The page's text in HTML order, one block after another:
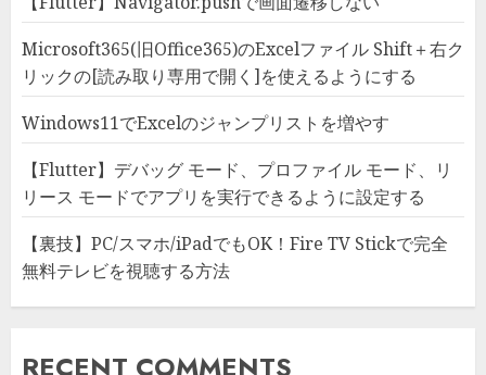
Microsoft365(旧Office365)のExcelファイル Shift＋右ク
リックの[読み取り専用で開く]を使えるようにする
Windows11でExcelのジャンプリストを増やす
【Flutter】デバッグ モード、プロファイル モード、リ
リース モードでアプリを実行できるように設定する
【裏技】PC/スマホ/iPadでもOK！Fire TV Stickで完全
無料テレビを視聴する方法
RECENT COMMENTS